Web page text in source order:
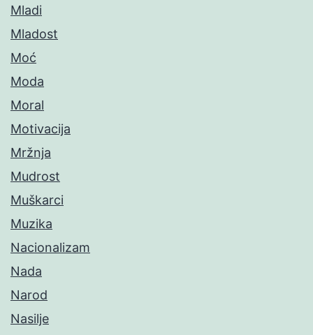
Mladi
Mladost
Moć
Moda
Moral
Motivacija
Mržnja
Mudrost
Muškarci
Muzika
Nacionalizam
Nada
Narod
Nasilje